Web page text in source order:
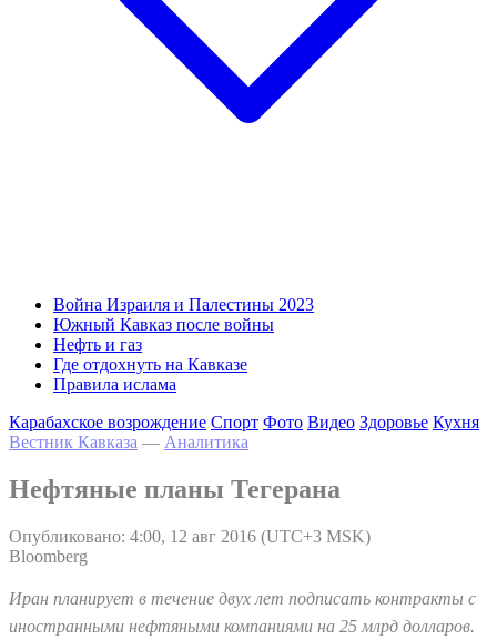
Война Израиля и Палестины 2023
Южный Кавказ после войны
Нефть и газ
Где отдохнуть на Кавказе
Правила ислама
Карабахское возрождение Спорт Фото Видео Здоровье Кухня
Вестник Кавказа — Аналитика
Нефтяные планы Тегерана
Опубликовано: 4:00, 12 авг 2016 (UTC+3 MSK)
Bloomberg
Иран планирует в течение двух лет подписать контракты с
иностранными нефтяными компаниями на 25 млрд долларов.